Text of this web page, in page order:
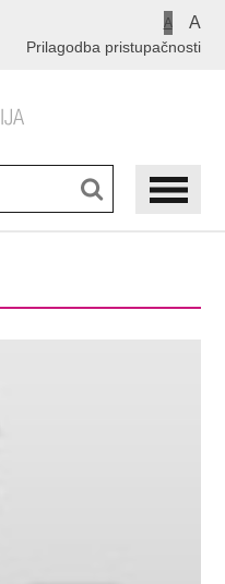
A A
Prilagodba pristupačnosti